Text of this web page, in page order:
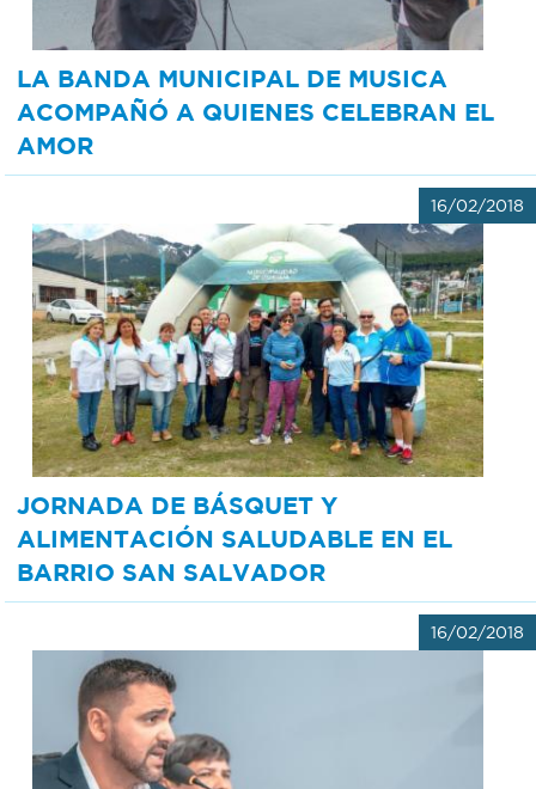
LA BANDA MUNICIPAL DE MUSICA
ACOMPAÑÓ A QUIENES CELEBRAN EL
AMOR
16/02/2018
JORNADA DE BÁSQUET Y
ALIMENTACIÓN SALUDABLE EN EL
BARRIO SAN SALVADOR
16/02/2018